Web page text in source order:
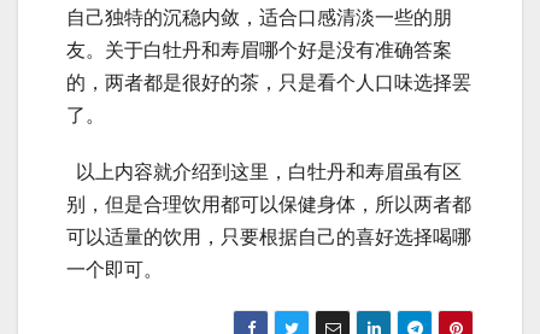
自己独特的沉稳内敛，适合口感清淡一些的朋
友。关于白牡丹和寿眉哪个好是没有准确答案
的，两者都是很好的茶，只是看个人口味选择罢
了。
以上内容就介绍到这里，白牡丹和寿眉虽有区
别，但是合理饮用都可以保健身体，所以两者都
可以适量的饮用，只要根据自己的喜好选择喝哪
一个即可。